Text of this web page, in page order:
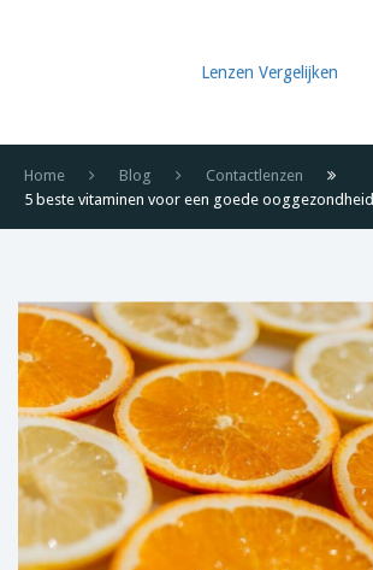
Lenzen Vergelijken
Home Blog
Contactlenzen
5 beste vitaminen voor een goede ooggezondheid